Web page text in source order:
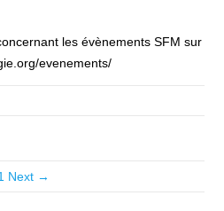
les évènements SFM sur
evenements/
Next →